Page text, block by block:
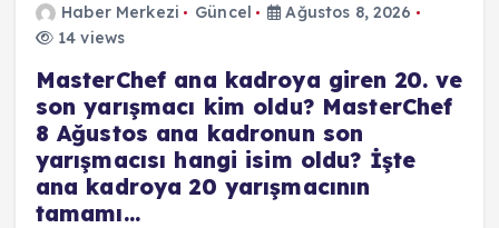
Haber Merkezi Güncel
Ağustos 8, 2026
14 views
MasterChef ana kadroya giren 20. ve
son yarışmacı kim oldu? MasterChef
8 Ağustos ana kadronun son
yarışmacısı hangi isim oldu? İşte
ana kadroya 20 yarışmacının
tamamı…